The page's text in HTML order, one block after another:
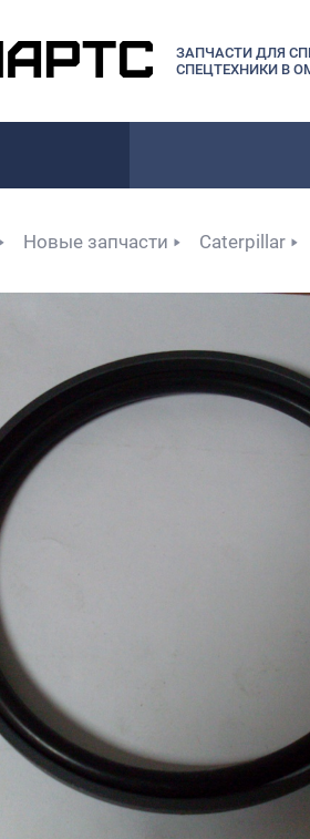
ЗАПЧАСТИ ДЛЯ
СПЕЦТЕХНИКИ В
Новые запчасти Caterpillar